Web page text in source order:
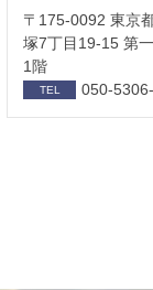
〒175-0092 東京
塚7丁目19-15 第
1階
TEL 050-